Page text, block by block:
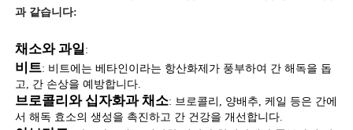
과 같습니다:
채소와 과일 :
비트: 비트에는 베타인이라는 항산화제가 풍부하여 간 해독을 돕
고, 간 손상을 예방합니다.
브로콜리와 십자화과 채소: 브로콜리, 양배추, 케일 등은 간에
서 해독 효소의 생성을 촉진하고 간 건강을 개선합니다.